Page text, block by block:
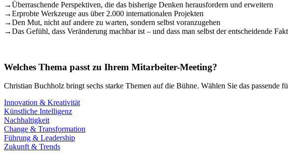
→Überraschende Perspektiven, die das bisherige Denken herausfordern und erweitern
→Erprobte Werkzeuge aus über 2.000 internationalen Projekten
→Den Mut, nicht auf andere zu warten, sondern selbst voranzugehen
→Das Gefühl, dass Veränderung machbar ist – und dass man selbst der entscheidende
Welches Thema passt zu Ihrem Mitarbeiter-Meeting?
Christian Buchholz bringt sechs starke Themen auf die Bühne. Wählen Sie das passende
Innovation & Kreativität
Künstliche Intelligenz
Nachhaltigkeit
Change & Transformation
Führung & Leadership
Zukunft & Trends